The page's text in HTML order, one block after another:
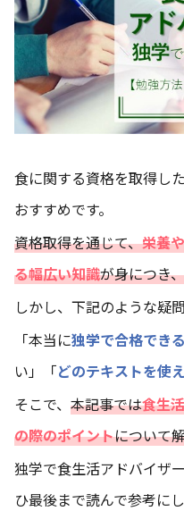
食に関する資格を取得した
おすすめです。
資格取得を通じて、栄養
る幅広い知識が身につき
しかし、下記のような疑
「本当に独学で合格できる
い」「どのテキストを使
そこで、 本記事では食生
の際のポイントについて
独学で食生活アドバイザ
ひ最後まで読んで参考に